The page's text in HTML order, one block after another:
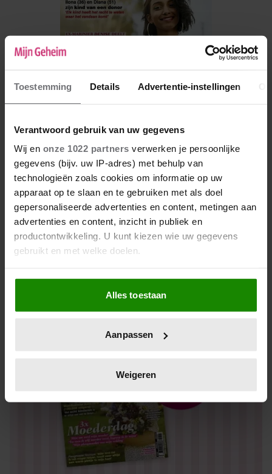
Toestemming Details Advertentie-instellingen
Verantwoord gebruik van uw gegevens
Wij en onze 1022 partners verwerken je persoonlijke
gegevens (bijv. uw IP-adres) met behulp van
technologieën zoals cookies om informatie op uw
apparaat op te slaan en te gebruiken met als doel
gepersonaliseerde advertenties en content, metingen aan
advertenties en content, inzicht in publiek en
productontwikkeling. U kunt kiezen wie uw gegevens
gebruikt en met welke doelen.
Als u het toestaat, willen we ook graag:
Informatie verzamelen over uw geografische locatie,
die tot een paar meter nauwkeurig kan zijn
op specifieke eigenschappen (fingerprinting)
verwerkt en stel uw voorkeuren in het
intrekken in de Cookieverklaring.
We gebruiken cookies om content en advertenties te
personaliseren, om functies voor social media te bieden
en om ons websiteverkeer te analyseren. Ook delen we
Alles toestaan
Aanpassen
Weigeren
De nieuwe Mijn Geheim ligt nu in de winkel
Abonneren
Digitaal lezen
Los kopen